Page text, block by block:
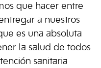
que hacer entre
a nuestros
es una absoluta
la salud de todos
sanitaria